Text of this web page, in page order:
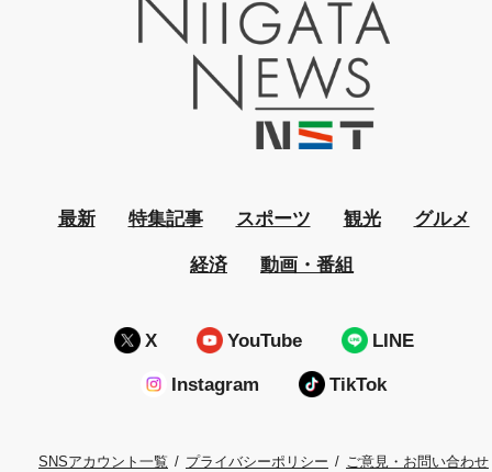
最新 特集記事 スポーツ 観光 グルメ
経済 動画・番組
X YouTube LINE
Instagram TikTok
SNSアカウント一覧 プライバシーポリシー ご意見・お問い合わせ